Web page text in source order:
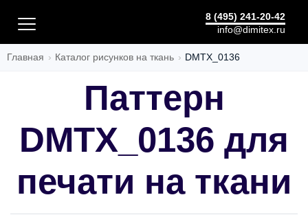
8 (495) 241-20-42
info@dimitex.ru
Главная Каталог рисунков на ткань DMTX_0136
Паттерн
DMTX_0136 для
печати на ткани